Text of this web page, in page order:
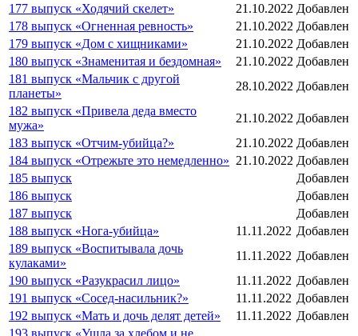
177 выпуск «Ходячий скелет»
21.10.2022 Добавлен
178 выпуск «Огненная ревность»
21.10.2022 Добавлен
179 выпуск «Дом с хищниками»
21.10.2022 Добавлен
180 выпуск «Знаменитая и бездомная»
21.10.2022 Добавлен
181 выпуск «Мальчик с другой
планеты»
28.10.2022 Добавлен
182 выпуск «Привела деда вместо
мужа»
21.10.2022 Добавлен
183 выпуск «Отчим-убийца?»
21.10.2022 Добавлен
184 выпуск «Отрежьте это немедленно» 21.10.2022 Добавлен
185 выпуск
Добавлен
186 выпуск
Добавлен
187 выпуск
Добавлен
188 выпуск «Нога-убийца»
11.11.2022 Добавлен
189 выпуск «Воспитывала дочь
кулаками»
11.11.2022 Добавлен
190 выпуск «Разукрасил лицо»
11.11.2022 Добавлен
191 выпуск «Сосед-насильник?»
11.11.2022 Добавлен
192 выпуск «Мать и дочь делят детей»
11.11.2022 Добавлен
193 выпуск «Ушла за хлебом и не